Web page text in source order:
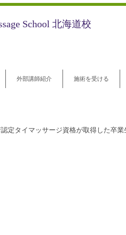
School 北海道校
外部講師紹介 施術を受ける
定タイマッサージ資格が取得した卒業